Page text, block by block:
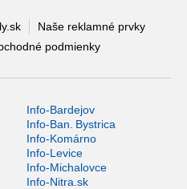
Naše reklamné prvky
podmienky
Info-Bardejov
Info-Ban. Bystrica
Info-Komárno
Info-Levice
Info-Michalovce
Info-Nitra.sk